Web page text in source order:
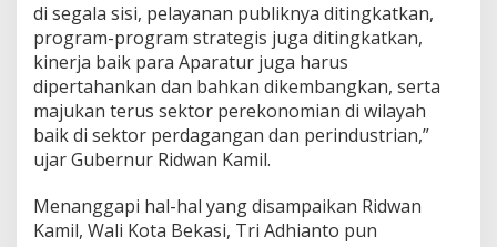
di segala sisi, pelayanan publiknya ditingkatkan,
program-program strategis juga ditingkatkan,
kinerja baik para Aparatur juga harus
dipertahankan dan bahkan dikembangkan, serta
majukan terus sektor perekonomian di wilayah
baik di sektor perdagangan dan perindustrian,”
ujar Gubernur Ridwan Kamil.
Menanggapi hal-hal yang disampaikan Ridwan
Kamil, Wali Kota Bekasi, Tri Adhianto pun